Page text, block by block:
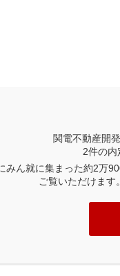
関電不動産開
2件の内
みん就に集まった約2万
ご覧いただけま